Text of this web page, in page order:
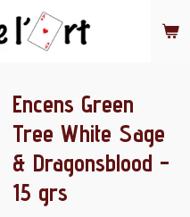
Encens Green
Tree White Sage
& Dragonsblood -
15 grs